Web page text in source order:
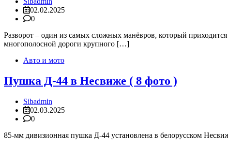
02.02.2025
0
Разворот – один из самых сложных манёвров, который
многополосной дороги крупного […]
Авто и мото
Пушка Д-44 в Несвиже ( 8 фото )
Sibadmin
02.03.2025
0
85-мм дивизионная пушка Д-44 установлена в белорусском